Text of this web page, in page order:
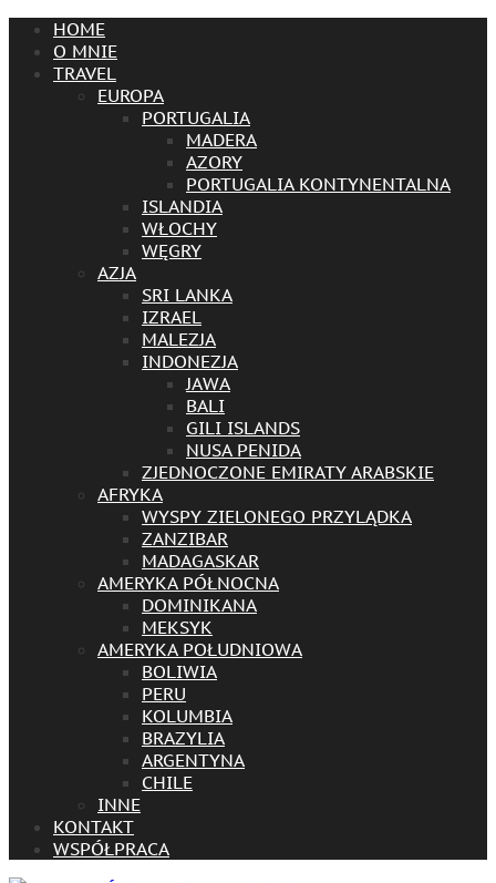
HOME
O MNIE
TRAVEL
EUROPA
PORTUGALIA
MADERA
AZORY
PORTUGALIA KONTYNENTALNA
ISLANDIA
WŁOCHY
WĘGRY
AZJA
SRI LANKA
IZRAEL
MALEZJA
INDONEZJA
JAWA
BALI
GILI ISLANDS
NUSA PENIDA
ZJEDNOCZONE EMIRATY ARABSKIE
AFRYKA
WYSPY ZIELONEGO PRZYLĄDKA
ZANZIBAR
MADAGASKAR
AMERYKA PÓŁNOCNA
DOMINIKANA
MEKSYK
AMERYKA POŁUDNIOWA
BOLIWIA
PERU
KOLUMBIA
BRAZYLIA
ARGENTYNA
CHILE
INNE
KONTAKT
WSPÓŁPRACA